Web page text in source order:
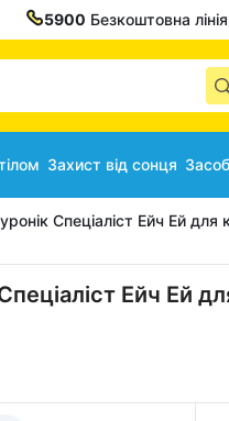
5900 Безкоштовна лінія
Захист від сонця
Спеціаліст Ейч Ей
Ейч Ей